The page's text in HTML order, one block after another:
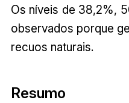
Os níveis de 38,2%,
observados porque
recuos naturais.
Resumo